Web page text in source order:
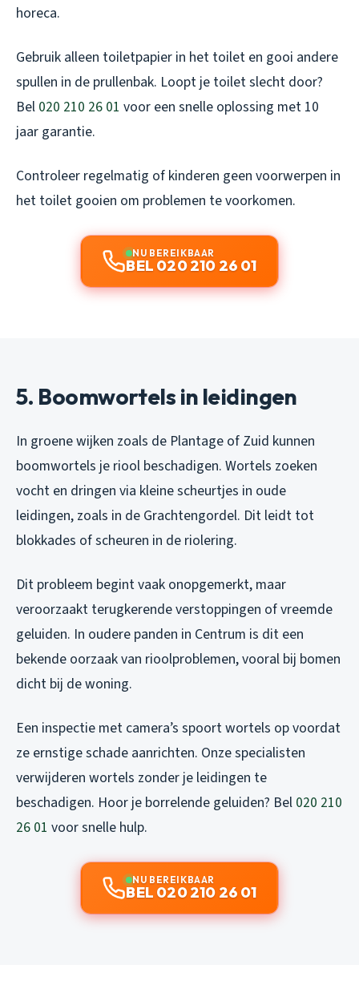
horeca.
Gebruik alleen toiletpapier in het toilet en gooi andere
spullen in de prullenbak. Loopt je toilet slecht door?
Bel 020 210 26 01 voor een snelle oplossing met 10
jaar garantie.
Controleer regelmatig of kinderen geen voorwerpen in
het toilet gooien om problemen te voorkomen.
NU BEREIKBAAR
BEL 020 210 26 01
5. Boomwortels in leidingen
In groene wijken zoals de Plantage of Zuid kunnen
boomwortels je riool beschadigen. Wortels zoeken
vocht en dringen via kleine scheurtjes in oude
leidingen, zoals in de Grachtengordel. Dit leidt tot
blokkades of scheuren in de riolering.
Dit probleem begint vaak onopgemerkt, maar
veroorzaakt terugkerende verstoppingen of vreemde
geluiden. In oudere panden in Centrum is dit een
bekende oorzaak van rioolproblemen, vooral bij bomen
dicht bij de woning.
Een inspectie met camera’s spoort wortels op voordat
ze ernstige schade aanrichten. Onze specialisten
verwijderen wortels zonder je leidingen te
beschadigen. Hoor je borrelende geluiden? Bel 020 210
26 01 voor snelle hulp.
NU BEREIKBAAR
BEL 020 210 26 01